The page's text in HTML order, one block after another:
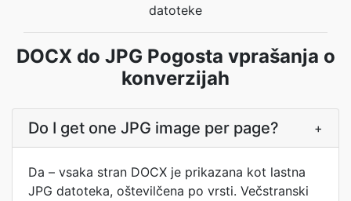
datoteke
DOCX do JPG Pogosta vprašanja o
konverzijah
Do I get one JPG image per page? +
Da – vsaka stran DOCX je prikazana kot lastna
JPG datoteka, oštevilčena po vrsti. Večstranski